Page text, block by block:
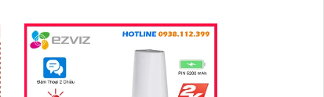
cách 30m với ánh sáng hồng ngoại